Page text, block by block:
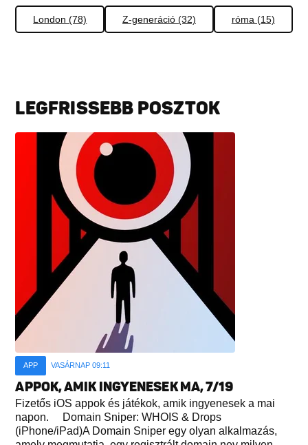
London (78) Z-generáció (32) róma (15)
LEGFRISSEBB POSZTOK
APP VASÁRNAP 09:11
APPOK, AMIK INGYENESEK MA, 7/19
Fizetős iOS appok és játékok, amik ingyenesek a mai
napon. Domain Sniper: WHOIS & Drops
(iPhone/iPad)A Domain Sniper egy olyan alkalmazás,